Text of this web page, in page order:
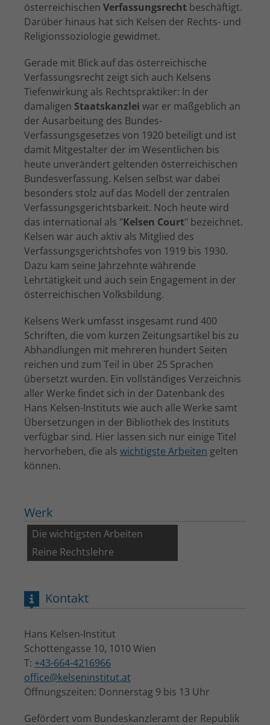
österreichischen Verfassungsrecht beschäftigt.
Darüber hinaus hat sich Kelsen der Rechts- und
Religionssoziologie gewidmet.
Gerade mit Blick auf das österreichische
Verfassungsrecht zeigt sich auch Kelsens
Tiefenwirkung als Rechtspraktiker: In der
damaligen Staatskanzlei war er maßgeblich an
der Ausarbeitung des Bundes-
Verfassungsgesetzes von 1920 beteiligt und ist
damit Mitgestalter der im Wesentlichen bis
heute unverändert geltenden österreichischen
Bundesverfassung. Kelsen selbst war dabei
besonders stolz auf das Modell der zentralen
Verfassungsgerichtsbarkeit. Noch heute wird
das international als "Kelsen Court" bezeichnet.
Kelsen war auch aktiv als Mitglied des
Verfassungsgerichtshofes von 1919 bis 1930.
Dazu kam seine Jahrzehnte währende
Lehrtätigkeit und auch sein Engagement in der
österreichischen Volksbildung.
Kelsens Werk umfasst insgesamt rund 400
Schriften, die vom kurzen Zeitungsartikel bis zu
Abhandlungen mit mehreren hundert Seiten
reichen und zum Teil in über 25 Sprachen
übersetzt wurden. Ein vollständiges Verzeichnis
aller Werke findet sich in der Datenbank des
Hans Kelsen-Instituts wie auch alle Werke samt
Übersetzungen in der Bibliothek des Instituts
verfügbar sind. Hier lassen sich nur einige Titel
hervorheben, die als wichtigste Arbeiten gelten
können.
Werk
Die wichtigsten Arbeiten
Reine Rechtslehre
Kontakt
Hans Kelsen-Institut
Schottengasse 10, 1010 Wien
T: +43-664-4216966
office@kelseninstitut.at
Öffnungszeiten: Donnerstag 9 bis 13 Uhr
Gefördert vom Bundeskanzleramt der Republik